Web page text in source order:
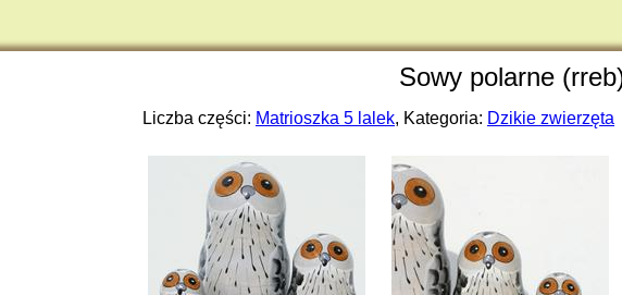
Sowy polarne
Liczba części: Matrioszka 5 lalek, Kategoria: Dzikie zwierzęta